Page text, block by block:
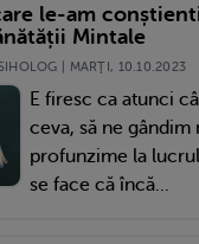
le-am
Mintale
| MARŢI, 10.10.2023
E firesc ca atunci
ceva, să ne gândim
profunzime la
se face că încă...